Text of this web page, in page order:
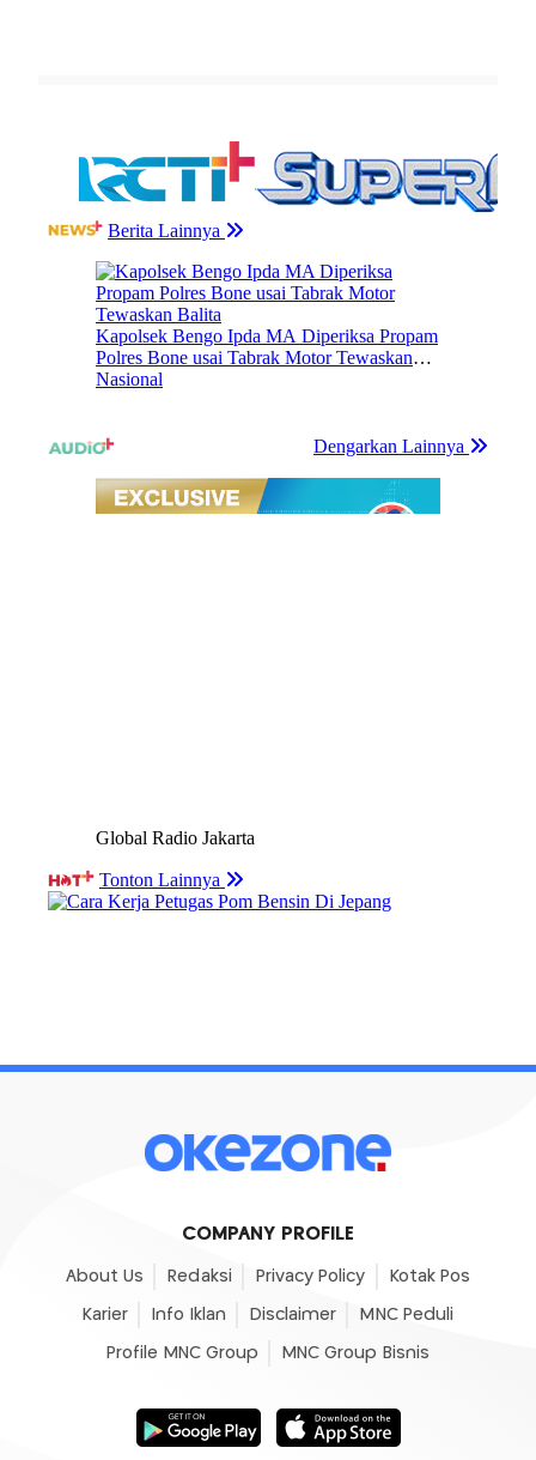
COMPANY PROFILE
About Us Redaksi Privacy Policy Kotak Pos
Karier Info Iklan Disclaimer MNC Peduli
Profile MNC Group MNC Group Bisnis